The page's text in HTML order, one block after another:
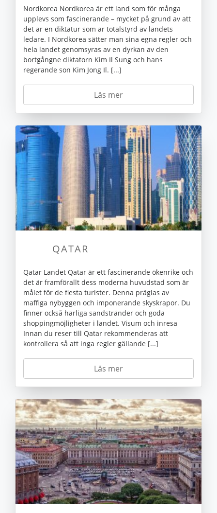
Nordkorea Nordkorea är ett land som för många
upplevs som fascinerande – mycket på grund av att
det är en diktatur som är totalstyrd av landets
ledare. I Nordkorea sätter man sina egna regler och
hela landet genomsyras av en dyrkan av den
bortgångne diktatorn Kim Il Sung och hans
regerande son Kim Jong Il. [...]
Läs mer
QATAR
Qatar Landet Qatar är ett fascinerande ökenrike och
det är framförallt dess moderna huvudstad som är
målet för de flesta turister. Denna präglas av
maffiga nybyggen och imponerande skyskrapor. Du
finner också härliga sandstränder och goda
shoppingmöjligheter i landet. Visum och inresa
Innan du reser till Qatar rekommenderas att
kontrollera så att inga regler gällande [...]
Läs mer